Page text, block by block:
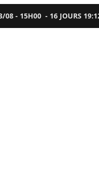
08 - 15H00 - 16 JOURS 19: